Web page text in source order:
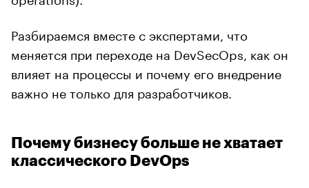
Разбираемся вместе с экспертами, что
меняется при переходе на DevSecOps, как он
влияет на процессы и почему его внедрение
важно не только для разработчиков.
Почему бизнесу больше не хватает
классического DevOps